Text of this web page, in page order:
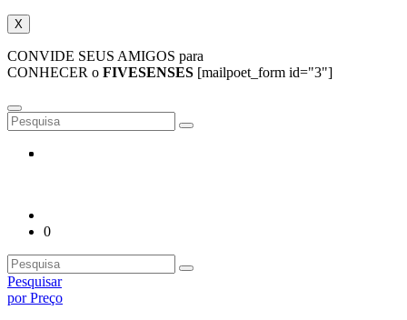
X
CONVIDE SEUS AMIGOS para
CONHECER o FIVESENSES [mailpoet_form id="3"]
0
Pesquisar
por Preço